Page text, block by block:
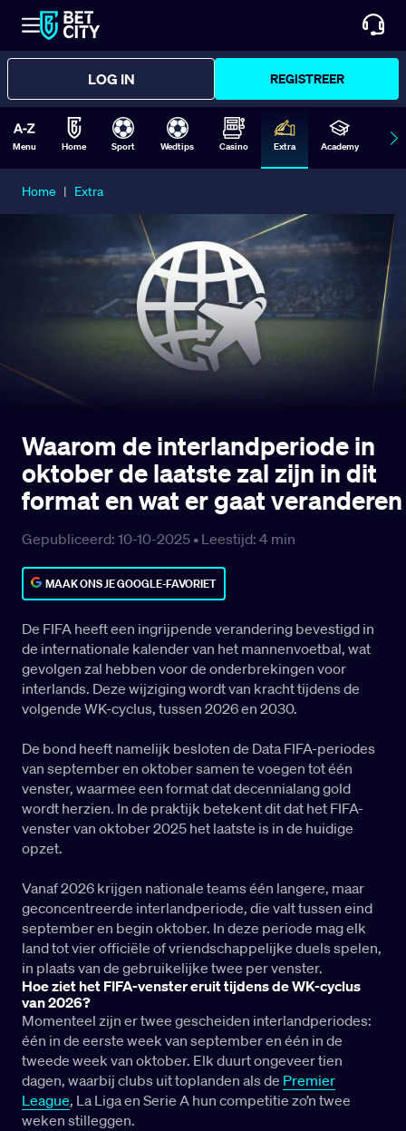
LOG IN REGISTREER
Menu Home Sport Wedtips Casino Extra Academy
Home | Extra
Waarom de interlandperiode in
oktober de laatste zal zijn in dit
format en wat er gaat veranderen
Gepubliceerd: 10-10-2025 • Leestijd: 4 min
MAAK ONS JE GOOGLE-FAVORIET
De FIFA heeft een ingrijpende verandering bevestigd in
de internationale kalender van het mannenvoetbal, wat
gevolgen zal hebben voor de onderbrekingen voor
interlands. Deze wijziging wordt van kracht tijdens de
volgende WK-cyclus, tussen 2026 en 2030.
De bond heeft namelijk besloten de Data FIFA-periodes
van september en oktober samen te voegen tot één
venster, waarmee een format dat decennialang gold
wordt herzien. In de praktijk betekent dit dat het FIFA-
venster van oktober 2025 het laatste is in de huidige
opzet.
Vanaf 2026 krijgen nationale teams één langere, maar
geconcentreerde interlandperiode, die valt tussen eind
september en begin oktober. In deze periode mag elk
land tot vier officiële of vriendschappelijke duels spelen,
in plaats van de gebruikelijke twee per venster.
Hoe ziet het FIFA-venster eruit tijdens de WK-cyclus
van 2026?
Momenteel zijn er twee gescheiden interlandperiodes:
één in de eerste week van september en één in de
tweede week van oktober. Elk duurt ongeveer tien
dagen, waarbij clubs uit toplanden als de Premier
League, La Liga en Serie A hun competitie zo’n twee
weken stilleggen.